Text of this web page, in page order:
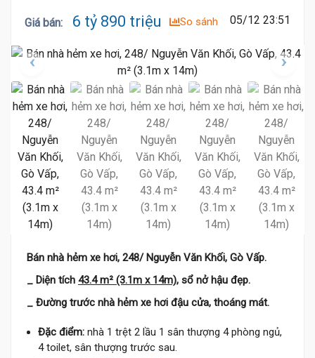
Giá bán: 6 tỷ 890 triệu So sánh 05/12 23:51
Bán nhà hẻm xe hơi, 248/ Nguyễn Văn Khối, Gò Vấp.
_ Diện tích 43.4 m² (3.1m x 14m), sổ nở hậu đẹp.
_ Đường trước nhà hẻm xe hơi đậu cửa, thoáng mát.
Đặc điểm: nhà 1 trệt 2 lầu 1 sân thượng 4 phòng ngủ,
4 toilet, sân thượng trước sau.